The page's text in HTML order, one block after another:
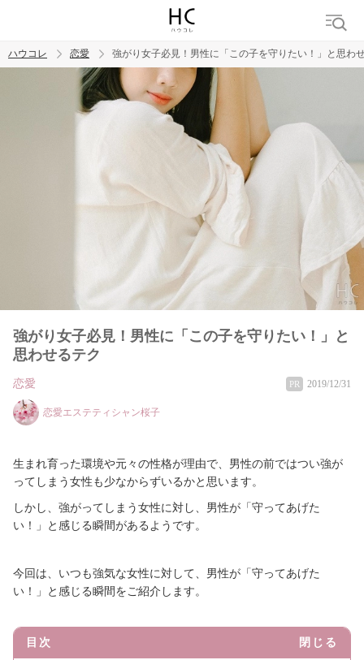
ハウコレ 恋愛 強がり女子必見！男性に「この子を守りたい！」と思わ
強がり女子必見！男性に「この子を守りたい！」と
思わせるテク
恋愛 PR 2019/12/31
恋愛エステティシャン桜子
生まれ育った環境や元々の性格が理由で、男性の前ではつい強が
ってしまう女性も少なからずいるかと思います。
しかし、強がってしまう女性に対し、男性が「守ってあげた
い！」と感じる瞬間があるようです。
今回は、いつも強気な女性に対して、男性が「守ってあげた
い！」と感じる瞬間をご紹介します。
目次 閉じる